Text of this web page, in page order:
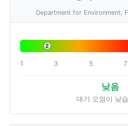
Department for Environment,
2
1 3 5 7
낮음
대기 오염이 낮